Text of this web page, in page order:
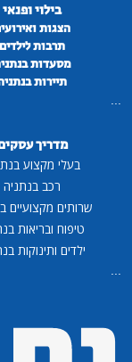
בילוי ופנאי
הצגות
תרבות לילדים
מסעדות
תיירות
...
מדריך
בעלי מקצוע
רכב בנתניה
שרותים מקצועיים
טיפוח ובריאות
ילדים ותינוקות
...